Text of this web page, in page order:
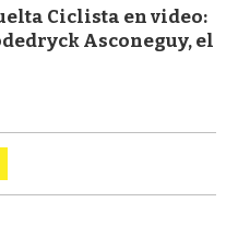
Ciclista en video:
Asconeguy, el